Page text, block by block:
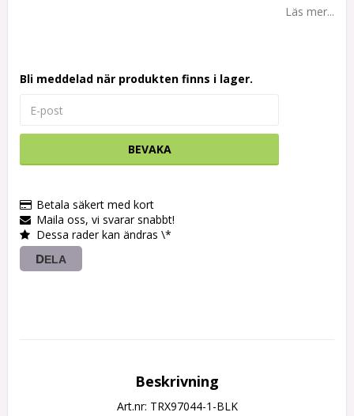
Läs mer...
Bli meddelad när produkten finns i lager.
BEVAKA
Betala säkert med kort
Maila oss, vi svarar snabbt!
Dessa rader kan ändras \*
DELA
Beskrivning
Art.nr: TRX97044-1-BLK